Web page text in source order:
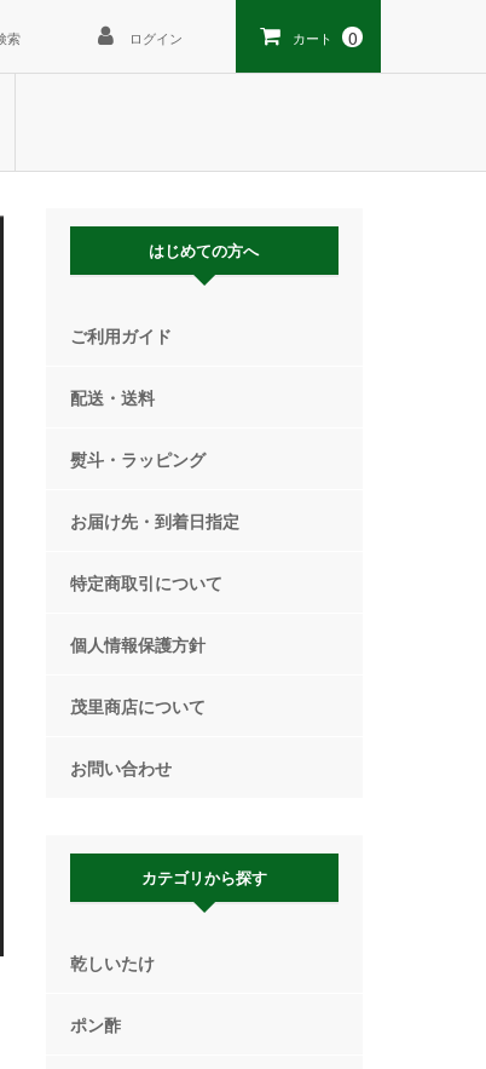
索 ログイン カート 0
はじめての方へ
ご利用ガイド
配送・送料
熨斗・ラッピング
お届け先・到着日指定
特定商取引について
個人情報保護方針
茂里商店について
お問い合わせ
カテゴリから探す
乾しいたけ
ポン酢